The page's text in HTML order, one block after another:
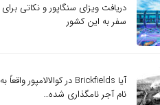
دریافت ویزای سنگاپور و نکاتی برای
سفر به این کشور
آیا Brickfields در کوالالامپور واقعاً به
نام آجر نامگذاری شده…